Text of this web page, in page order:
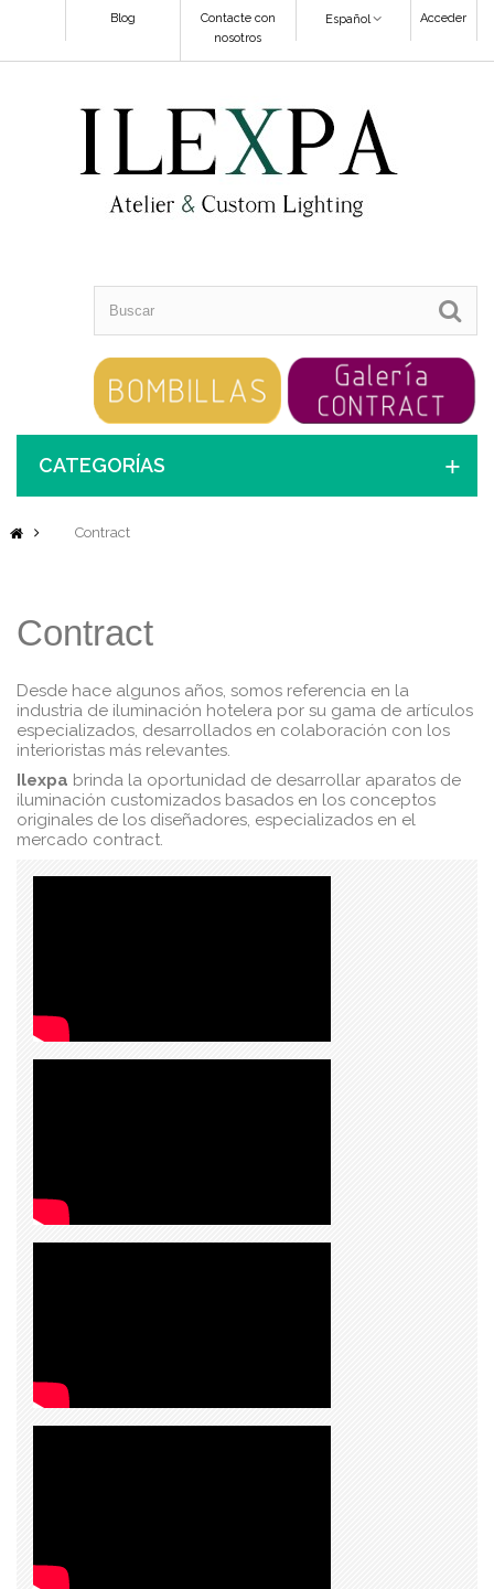
Acceder
Español
Contacte con
nosotros
Blog
CATEGORÍAS
Contract
Contract
Desde hace algunos años, somos referencia en la
industria de iluminación hotelera por su gama de artículos
especializados, desarrollados en colaboración con los
interioristas más relevantes.
Ilexpa brinda la oportunidad de desarrollar aparatos de
iluminación customizados basados en los conceptos
originales de los diseñadores, especializados en el
mercado contract.